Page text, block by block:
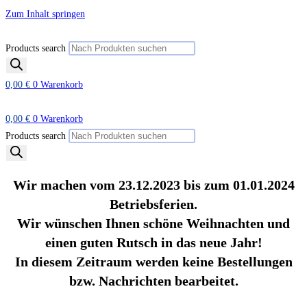
Zum Inhalt springen
Products search
0,00 € 0 Warenkorb
0,00 € 0 Warenkorb
Products search
Wir machen vom 23.12.2023 bis zum 01.01.2024
Betriebsferien.
Wir wünschen Ihnen schöne Weihnachten und
einen guten Rutsch in das neue Jahr!
In diesem Zeitraum werden keine Bestellungen
bzw. Nachrichten bearbeitet.